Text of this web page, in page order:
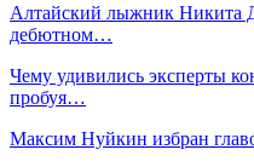
Алтайский лыжник Никита
дебютном…
Чему удивились эксперты
пробуя…
Максим Нуйкин избран